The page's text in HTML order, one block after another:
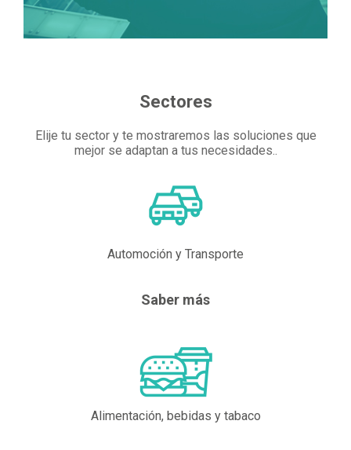
Sectores
Elije tu sector y te mostraremos las soluciones que
mejor se adaptan a tus necesidades..
Automoción y Transporte
Saber más
Alimentación, bebidas y tabaco